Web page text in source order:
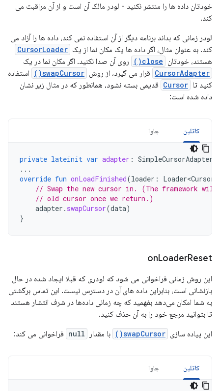
خودتان داده ها را منتشر نکنید - لودر مالک آن است و از آن مراقبت می
کند.
لودر زمانی که بداند برنامه دیگر از آن استفاده نمی کند، داده ها را آزاد می
کند. به عنوان مثال، اگر داده ها یک مکان نما از یک CursorLoader
هستند، خودتان close() روی آن صدا نکنید. اگر مکان نما در یک
CursorAdapter قرار می گیرد، از روش swapCursor()
استفاده
کنید تا Cursor قدیمی بسته نشود، همانطور که در مثال زیر نشان
داده شده است:
کاتلین جاوا
private lateinit var adapter : SimpleCursorAdapter
...
override fun onLoadFinished(loader : Loader<Cursor>
// Swap the new cursor in. (The framework
// old cursor once we return.)
adapter . swapCursor(data)
}
onLoaderReset
این روش زمانی فراخوانی می شود که لودری که قبلا ایجاد شده در حال
بازنشانی است، بنابراین داده های آن در دسترس نیست. این تماس برگشتی
به شما امکان می‌دهد بفهمید که چه زمانی داده‌ها در شرف انتشار هستند
تا بتوانید مرجع خود را به آن حذف کنید.
این پیاده سازی swapCursor() با مقدار null فراخوانی می کند:
کاتلین جاوا